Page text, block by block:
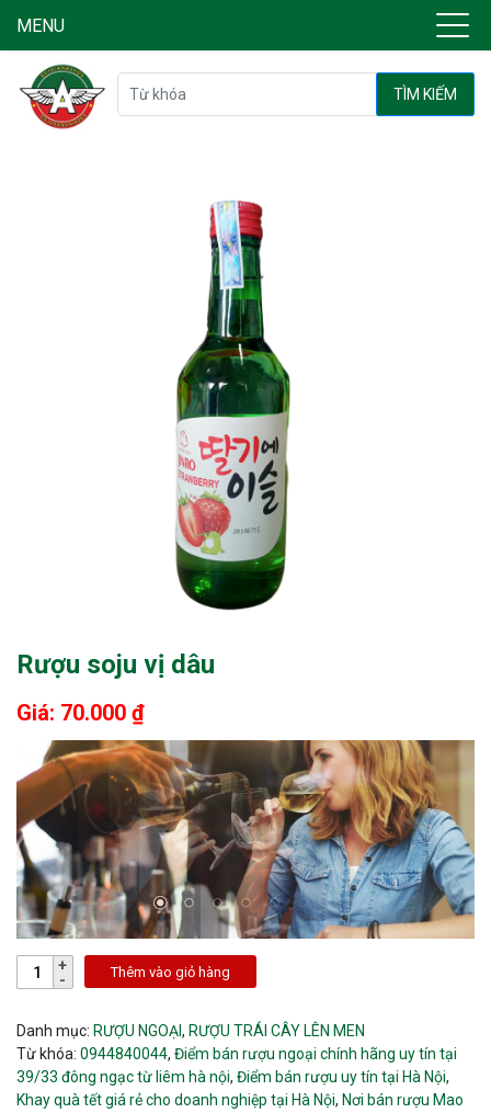
MENU
TÌM KIẾM
Rượu soju vị dâu
Giá: 70.000 ₫
Thêm vào giỏ hàng
Danh mục: RƯỢU NGOẠI, RƯỢU TRÁI CÂY LÊN MEN
Từ khóa: 0944840044, Điểm bán rượu ngoại chính hãng uy tín tại
39/33 đông ngạc từ liêm hà nội, Điểm bán rượu uy tín tại Hà Nội,
Khay quà tết giá rẻ cho doanh nghiệp tại Hà Nội, Nơi bán rượu Mao